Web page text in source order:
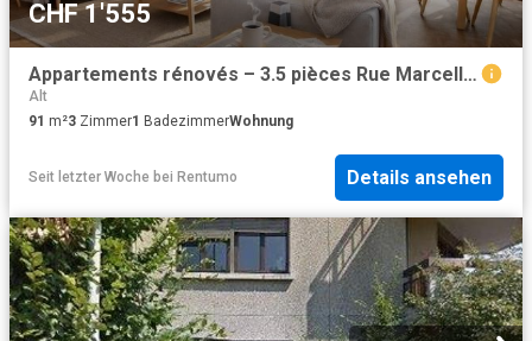
CHF 1'555
Appartements rénovés – 3.5 pièces Rue Marcello, Fribourg
Alt
91 m²3 Zimmer1 BadezimmerWohnung
Seit letzter Woche bei Rentumo Details ansehen